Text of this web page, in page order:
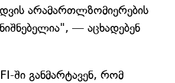
არამართლზომიერების
— აცხადებენ
ში განმარტავენ, რომ